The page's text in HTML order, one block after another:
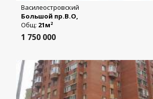
Василеостровский
Большой пр.В.О,
Общ: 21м2
1 750 000